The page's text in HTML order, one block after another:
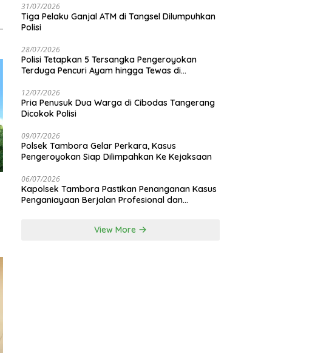
31/07/2026
Tiga Pelaku Ganjal ATM di Tangsel Dilumpuhkan
Polisi
28/07/2026
Polisi Tetapkan 5 Tersangka Pengeroyokan
Terduga Pencuri Ayam hingga Tewas di
12/07/2026
Pria Penusuk Dua Warga di Cibodas Tangerang
Dicokok Polisi
09/07/2026
Polsek Tambora Gelar Perkara, Kasus
Pengeroyokan Siap Dilimpahkan Ke Kejaksaan
06/07/2026
Kapolsek Tambora Pastikan Penanganan Kasus
Penganiayaan Berjalan Profesional dan
View More